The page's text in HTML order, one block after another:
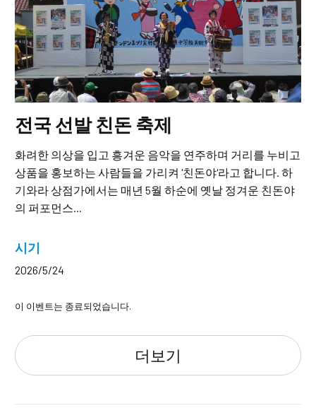
전국 선발 친돈 축제
화려한 의상을 입고 흥겨운 음악을 연주하며 거리를 누비고
상품을 홍보하는 사람들을 가리켜 '친돈야'라고 합니다. 하
기와라 상점가에서는 매년 5월 하순에 옛날 정겨운 친돈야
의 퍼포먼스...
시기
2026/5/24
이 이벤트는 종료되었습니다.
더보기